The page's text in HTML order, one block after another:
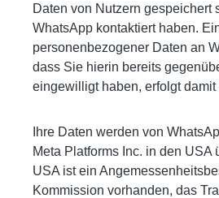
Daten von Nutzern gespeichert
WhatsApp kontaktiert haben.
personenbezogener Daten an
dass Sie hierin bereits
eingewilligt haben, erfolgt damit
Ihre Daten werden von
Meta Platforms Inc. in den USA
USA ist ein
Kommission vorhanden, das